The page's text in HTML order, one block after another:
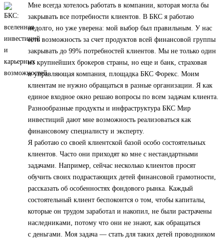
Мне всегда хотелось работать в компании, которая могла бы
закрывать все потребности клиентов. В БКС я работаю
недолго, но уже уверена: мой выбор был правильным. У нас
есть возможность за счет продуктов всей финансовой группы
закрывать до 99% потребностей клиентов. Мы не только один
из крупнейших брокеров страны, но еще и банк, страховая
и управляющая компания, площадка БКС Форекс. Моим
клиентам не нужно обращаться в разные организации. Я как
единое входное окно решаю вопросы по всем задачам клиента.
Разнообразные продукты и инфраструктура БКС Мир
инвестиций дают мне возможность реализоваться как
финансовому специалисту и эксперту.
Я работаю со своей клиентской базой особо состоятельных
клиентов. Часто они приходят ко мне с нестандартными
задачами. Например, сейчас несколько клиентов просят
обучить своих подрастающих детей финансовой грамотности,
рассказать об особенностях фондового рынка. Каждый
состоятельный клиент беспокоится о том, чтобы капиталы,
которые он трудом заработал и накопил, не были растрачены
наследниками, потому что они не знают, как обращаться
с деньгами. Моя задача — стать для таких детей проводником